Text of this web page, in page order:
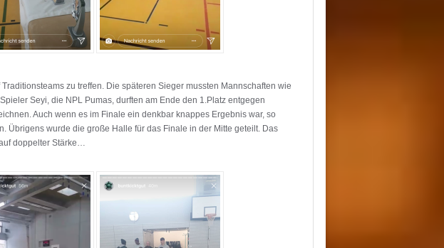
zu treffen. Die späteren Sieger mussten Mannschaften wie
Seyi, die NPL Pumas, durften am Ende den 1.Platz entgegen
Auch wenn es im Finale ein denkbar knappes Ergebnis war, so
Übrigens wurde die große Halle für das Finale in der Mitte geteilt. Das
doppelter Stärke…